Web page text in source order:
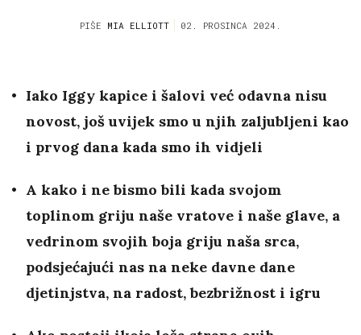
PIŠE MIA ELLIOTT 02. PROSINCA 2024.
Iako Iggy kapice i šalovi već odavna nisu
novost, još uvijek smo u njih zaljubljeni kao
i prvog dana kada smo ih vidjeli
A kako i ne bismo bili kada svojom
toplinom griju naše vratove i naše glave, a
vedrinom svojih boja griju naša srca,
podsjećajući nas na neke davne dane
djetinjstva, na radost, bezbrižnost i igru